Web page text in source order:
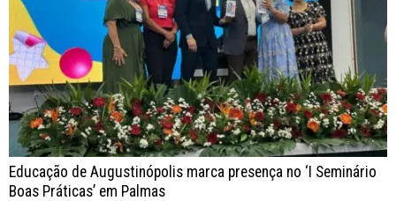
Educação de Augustinópolis marca presença no ‘I Seminário
Boas Práticas’ em Palmas